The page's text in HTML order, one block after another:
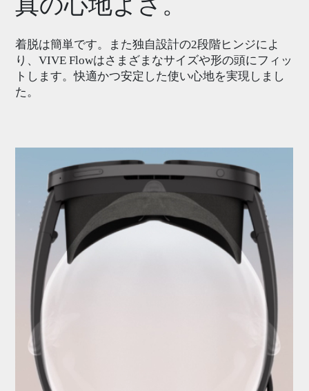
着脱は簡単です。また独自設計の2段階ヒンジによ
り、VIVE Flowはさまざまなサイズや形の頭にフィッ
トします。快適かつ安定した使い心地を実現しまし
た。